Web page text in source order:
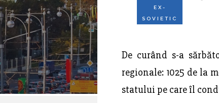
EX-
SOVIETIC
De curând s-a
regionale: 1025 de la
statului pe care îl